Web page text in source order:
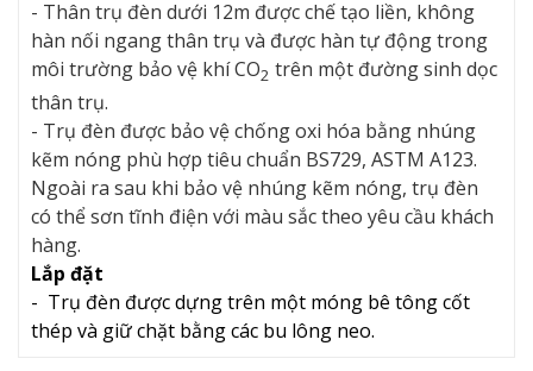
- Thân trụ đèn dưới 12m được chế tạo liền, không
hàn nối ngang thân trụ và được hàn tự động trong
môi trường bảo vệ khí CO2 trên một đường sinh dọc
thân trụ.
- Trụ đèn được bảo vệ chống oxi hóa bằng nhúng
kẽm nóng phù hợp tiêu chuẩn BS729, ASTM A123.
Ngoài ra sau khi bảo vệ nhúng kẽm nóng, trụ đèn
có thể sơn tĩnh điện với màu sắc theo yêu cầu khách
hàng.
Lắp đặt
- Trụ đèn được dựng trên một móng bê tông cốt
thép và giữ chặt bằng các bu lông neo.